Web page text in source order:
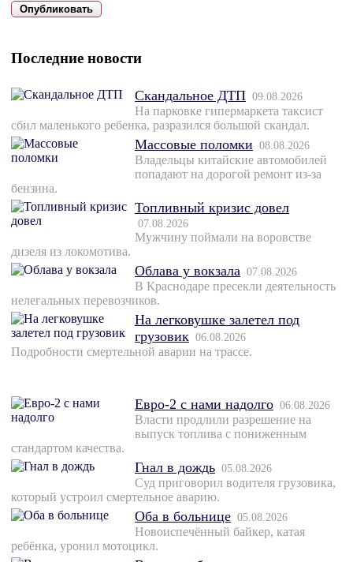
Последние новости
Скандальное ДТП 09.08.2026
На парковке гипермаркета таксист
сбил маленького ребенка, разразился большой скандал.
Массовые поломки 08.08.2026
Владельцы китайские автомобилей
попадают на дорогой ремонт из-за
бензина.
Топливный кризис довел
07.08.2026
Мужчину поймали на воровстве
дизеля из локомотива.
Облава у вокзала 07.08.2026
В Краснодаре пресекли деятельность
нелегальных перевозчиков.
На легковушке залетел под
грузовик 06.08.2026
Подробности смертельной аварии на трассе.
Евро-2 с нами надолго 06.08.2026
Власти продлили разрешение на
выпуск топлива с пониженным
стандартом качества.
Гнал в дождь 05.08.2026
Суд приговорил водителя грузовика,
который устроил смертельное аварию.
Оба в больнице 05.08.2026
Новоиспечённый байкер, катая
ребёнка, уронил мотоцикл.